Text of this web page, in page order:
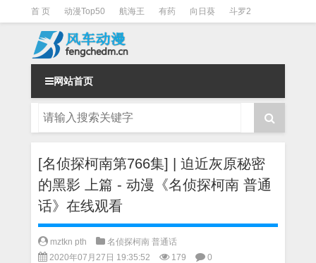
首 页 动漫Top50 航海王 有药 向日葵 斗罗2
斗罗3 火影 一拳超人
网站首页
[名侦探柯南第766集] | 迫近灰原秘密
的黑影 上篇 - 动漫《名侦探柯南 普通
话》在线观看
mztkn pth
名侦探柯南 普通话
2020年07月27日 19:35:52
179 0